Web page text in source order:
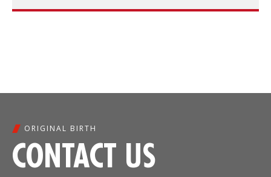
ORIGINAL BIRTH
CONTACT US